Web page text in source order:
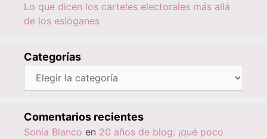
Lo que dicen los carteles electorales más allá
de los eslóganes
Categorías
Categorías
Comentarios recientes
Sonia Blanco en 20 años de blog: ¡qué poco